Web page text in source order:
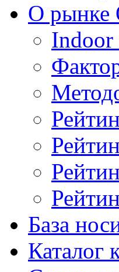
О рынке
Indoor
База
Каталог